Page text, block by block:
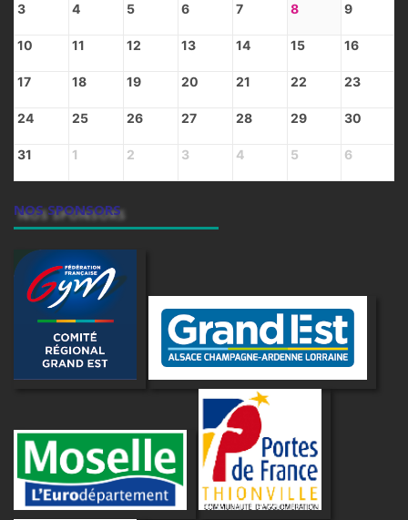
3 4 5 6 7 8 9
10 11 12 13 14 15 16
17 18 19 20 21 22 23
24 25 26 27 28 29 30
31 1 2 3 4 5 6
NOS SPONSORS